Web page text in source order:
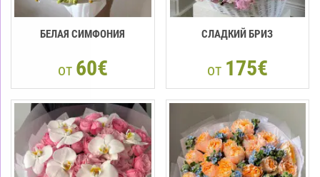
БЕЛАЯ СИМФОНИЯ
от 60€
СЛАДКИЙ БРИЗ
от 175€